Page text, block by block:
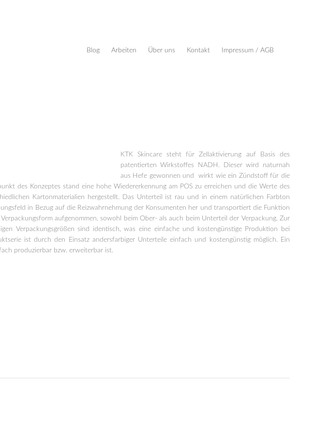
Blog Arbeiten Über uns Kontakt Impressum / AGB
KTK Skincare steht für Zellaktivierung auf Basis des
patentierten Wirkstoffes NADH. Dieser wird naturnah
aus Hefe gewonnen und wirkt wie ein Zündstoff für die
des Konzeptes stand eine hohe Wiedererkennung am POS zu erreichen und die Werte des
Kartonmaterialien hergestellt. Das Unterteil ist rau und in einem natürlichen Farbton
in Bezug auf die Reizwahrnehmung der Konsumenten her und transportiert die Funktion
aufgenommen, sowohl beim Ober- als auch beim Unterteil der Verpackung. Zur
Verpackungsgrößen sind identisch, was eine einfache und kostengünstige Produktion bei
ist durch den Einsatz andersfarbiger Unterteile einfach und kostengünstig möglich. Ein
produzierbar bzw. erweiterbar ist.